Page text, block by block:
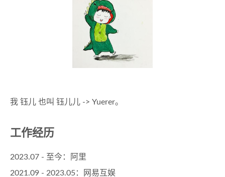
我 钰儿 也叫 钰儿儿 -> Yuerer。
工作经历
2023.07 - 至今：阿里
2021.09 - 2023.05：网易互娱